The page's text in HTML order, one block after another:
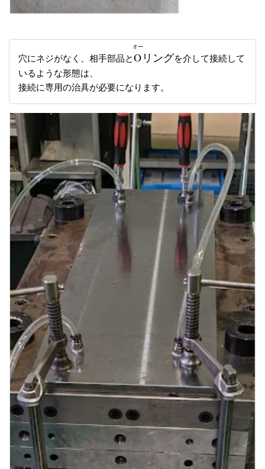
穴にネジがなく、相手部品とO
オー
リングを介して接続して
いるような形態は、
接続に専用の治具が必要になります。